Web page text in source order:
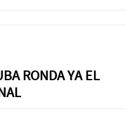
RONDA YA EL